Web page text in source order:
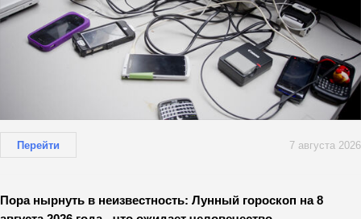
Перейти 7 августа 2026
Пора нырнуть в неизвестность: Лунный гороскоп на 8